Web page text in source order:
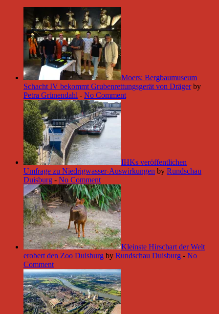
Moers: Bergbaumuseum
Schacht IV bekommt Grubenrettungsgerät von Dräger by
Petra Grünendahl - No Comment
IHKs veröffentlichen
Umfrage zu Niedrigwasser-Auswirkungen by Rundschau
Duisburg - No Comment
Kleinste Hirschart der Welt
erobert den Zoo Duisburg by Rundschau Duisburg - No
Comment